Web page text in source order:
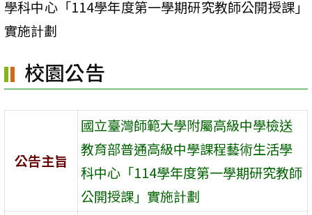
容
學科中心「114學年度第一學期研究教師公開授課」
實施計劃
校園公告
公告主旨
國立臺灣師範大學附屬高級中學檢送
教育部普通高級中學課程藝術生活學
科中心「114學年度第一學期研究教師
公開授課」實施計劃